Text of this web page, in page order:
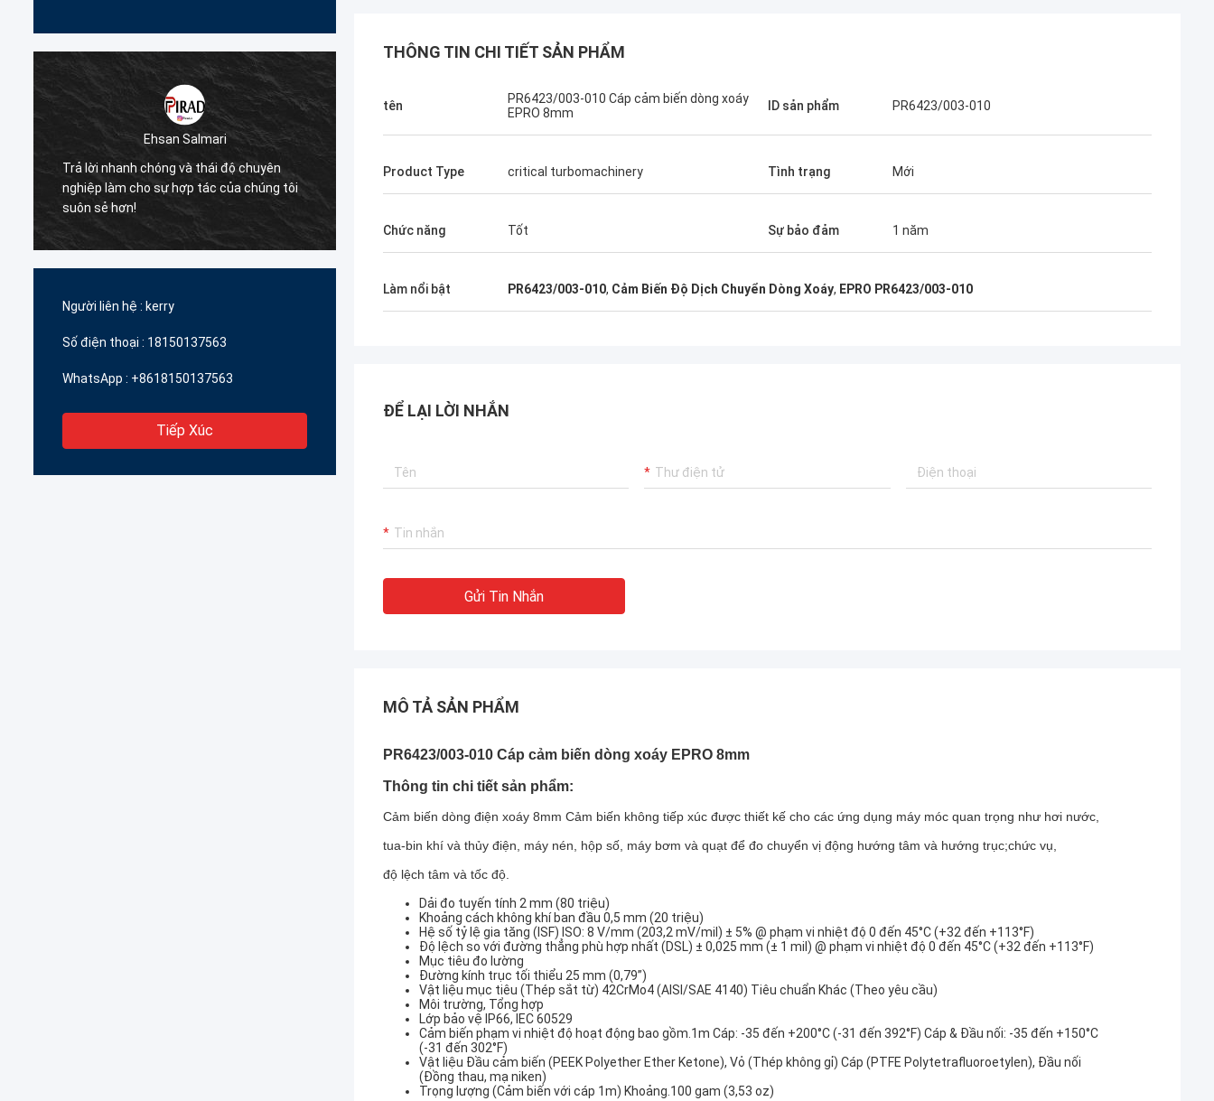
chóng và thái độ chuyên
cho sự hợp tác của chúng tôi
Cảm ơn vì sự giúp đỡ và hỗ trợ liên tục của
bạn trong việc cung cấp cho chúng tôi các
sản phẩm chất lượng cao và giá cả phải
Người liên hệ : kerry
Số điện thoại : 18150137563
WhatsApp : +8618150137563
Tiếp Xúc
THÔNG TIN CHI TIẾT SẢN PHẨM
tên
PR6423/003-010 Cáp cảm biến dòng xoáy
EPRO 8mm
ID sản phẩm PR6423/003-010
Product Type critical turbomachinery Tình trạng Mới
Chức năng Tốt Sự bảo đảm 1 năm
Làm nổi bật PR6423/003-010, Cảm Biến Độ Dịch Chuyển Dòng Xoáy, EPRO PR6423/003-010
ĐỂ LẠI LỜI NHẮN
Gửi Tin Nhắn
MÔ TẢ SẢN PHẨM
PR6423/003-010 Cáp cảm biến dòng xoáy EPRO 8mm
Thông tin chi tiết sản phẩm:
Cảm biến dòng điện xoáy 8mm Cảm biến không tiếp xúc được thiết kế cho các ứng dụng máy móc quan trọng như hơi nước,
tua-bin khí và thủy điện, máy nén, hộp số, máy bơm và quạt để đo chuyển vị động hướng tâm và hướng trục;chức vụ,
độ lệch tâm và tốc độ.
Dải đo tuyến tính 2 mm (80 triệu)
Khoảng cách không khí ban đầu 0,5 mm (20 triệu)
Hệ số tỷ lệ gia tăng (ISF) ISO: 8 V/mm (203,2 mV/mil) ± 5% @ phạm vi nhiệt độ 0 đến 45°C (+32 đến +113°F)
Độ lệch so với đường thẳng phù hợp nhất (DSL) ± 0,025 mm (± 1 mil) @ phạm vi nhiệt độ 0 đến 45°C (+32 đến +113°F)
Mục tiêu đo lường
Đường kính trục tối thiểu 25 mm (0,79”)
Vật liệu mục tiêu (Thép sắt từ) 42CrMo4 (AISI/SAE 4140) Tiêu chuẩn Khác (Theo yêu cầu)
Môi trường, Tổng hợp
Lớp bảo vệ IP66, IEC 60529
Cảm biến phạm vi nhiệt độ hoạt động bao gồm.1m Cáp: -35 đến +200°C (-31 đến 392°F) Cáp & Đầu nối: -35 đến +150°C
(-31 đến 302°F)
Vật liệu Đầu cảm biến (PEEK Polyether Ether Ketone), Vỏ (Thép không gỉ) Cáp (PTFE Polytetrafluoroetylen), Đầu nối
(Đồng thau, mạ niken)
Trọng lượng (Cảm biến với cáp 1m) Khoảng.100 gam (3,53 oz)